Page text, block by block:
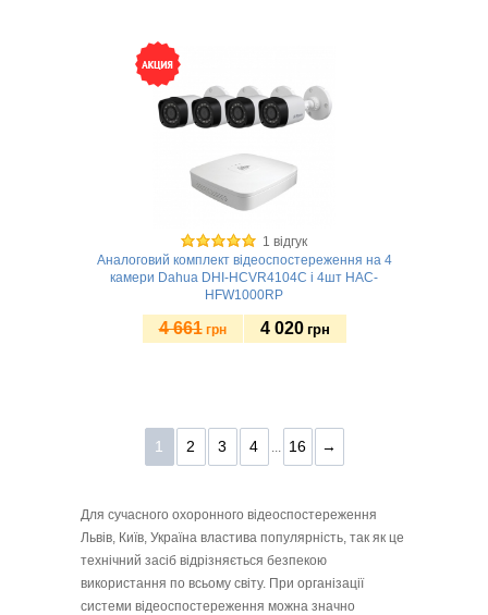
1 відгук
Аналоговий комплект відеоспостереження на 4
камери Dahua DHI-HCVR4104C і 4шт HAC-
HFW1000RP
4 661 грн 4 020 грн
1 2 3 4 →
... 16
Для сучасного охоронного відеоспостереження
Львів, Київ, Україна властива популярність, так як це
технічний засіб відрізняється безпекою
використання по всьому світу. При організації
системи відеоспостереження можна значно